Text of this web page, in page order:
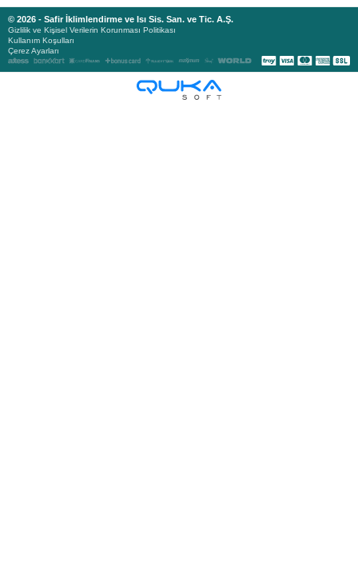
© 2026 - Safir İklimlendirme ve Isı Sis. San. ve Tic. A.Ş.
Gizlilik ve Kişisel Verilerin Korunması Politikası
Kullanım Koşulları
Çerez Ayarları